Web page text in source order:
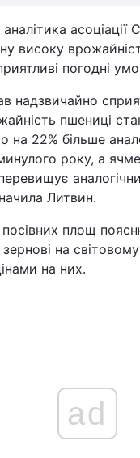
асоціації
високу
погодні
надзвичайно
пшениці
на 22% більше
року, а
Литвин.
посівних площ
на
на них.
ad